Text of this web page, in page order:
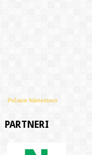
Počasie Námestovo
PARTNERI